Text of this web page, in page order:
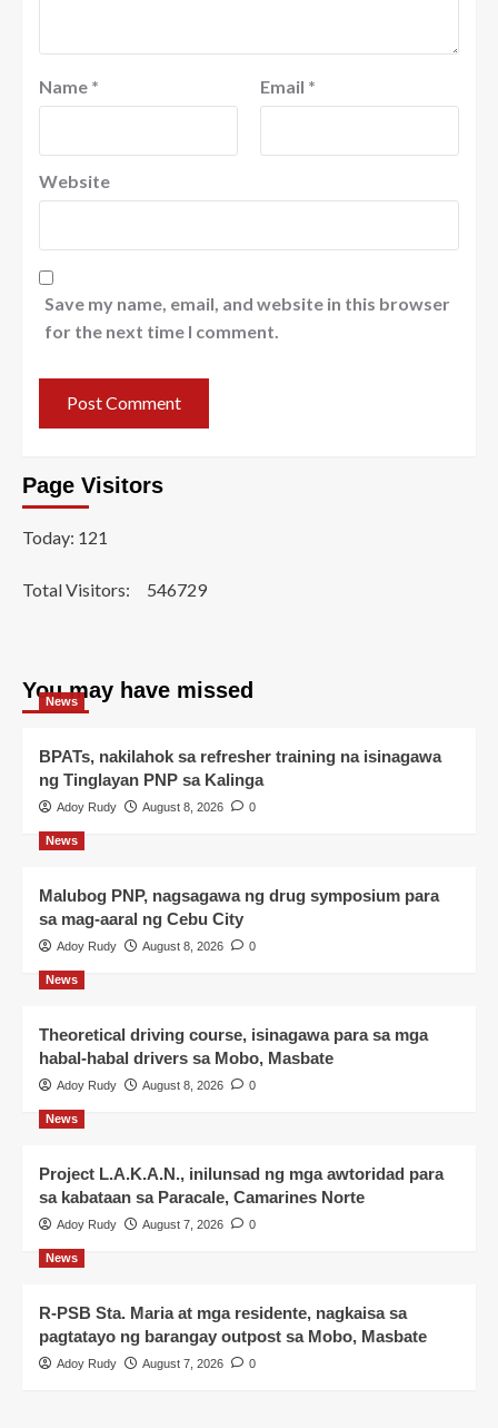
Name * Email *
Website
Save my name, email, and website in this browser
for the next time I comment.
Page Visitors
Today: 121
Total Visitors: 546729
You may have missed
News
BPATs, nakilahok sa refresher training na isinagawa
ng Tinglayan PNP sa Kalinga
Adoy Rudy August 8, 2026 0
News
Malubog PNP, nagsagawa ng drug symposium para
sa mag-aaral ng Cebu City
Adoy Rudy August 8, 2026 0
News
Theoretical driving course, isinagawa para sa mga
habal-habal drivers sa Mobo, Masbate
Adoy Rudy August 8, 2026 0
News
Project L.A.K.A.N., inilunsad ng mga awtoridad para
sa kabataan sa Paracale, Camarines Norte
Adoy Rudy August 7, 2026 0
News
R-PSB Sta. Maria at mga residente, nagkaisa sa
pagtatayo ng barangay outpost sa Mobo, Masbate
Adoy Rudy August 7, 2026 0